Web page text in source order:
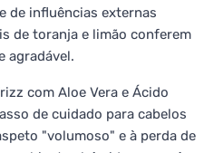
de influências externas
de toranja e limão conferem
agradável.
com Aloe Vera e Ácido
de cuidado para cabelos
"volumoso" e à perda de